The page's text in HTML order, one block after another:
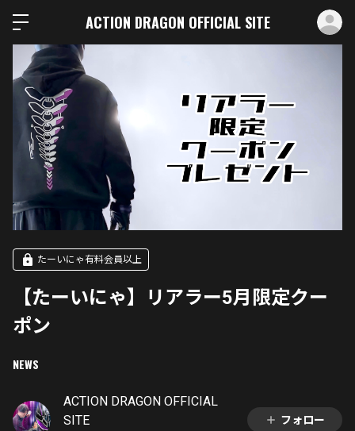
ACTION DRAGON OFFICIAL SITE
たーいにゃ有料会員以上
【たーいにゃ】リアラー5月限定クー
ポン
NEWS
ACTION DRAGON OFFICIAL
SITE
フォロー